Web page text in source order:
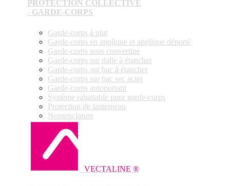
PROTECTION COLLECTIVE
- GARDE-CORPS
Garde-corps à plat
Garde-corps en applique et applique déporté
Garde-corps sous couvertine
Garde-corps sur dalle à étancher
Garde-corps sur bac à étancher
Garde-corps sur bac sec acier
Garde-corps autoportant
Système rabattable pour garde-corps
Protection de lanterneau
Nomenclature
VECTALINE ®